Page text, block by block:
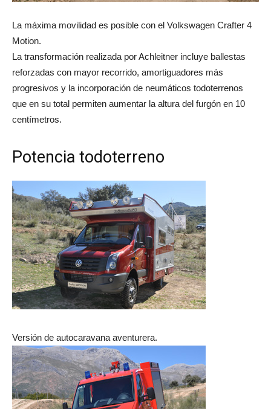
La máxima movilidad es posible con el Volkswagen Crafter 4
Motion.
La transformación realizada por Achleitner incluye ballestas
reforzadas con mayor recorrido, amortiguadores más
progresivos y la incorporación de neumáticos todoterrenos
que en su total permiten aumentar la altura del furgón en 10
centímetros.
Potencia todoterreno
Versión de autocaravana aventurera.